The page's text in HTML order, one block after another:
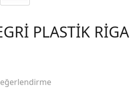
PLASTİK RİGA